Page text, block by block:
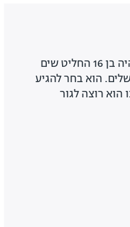
). כשהיה בן 16 החליט שים
הוא בחר להגיע
רוצה לגור